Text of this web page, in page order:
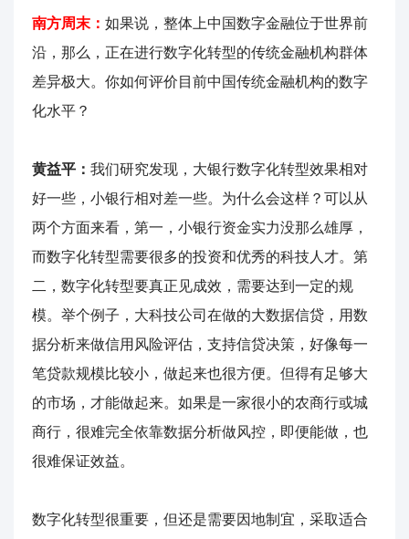
南方周末： 如果说，整体上中国数字金融位于世界前
沿，那么，正在进行数字化转型的传统金融机构群体
差异极大。你如何评价目前中国传统金融机构的数字
化水平？
黄益平： 我们研究发现，大银行数字化转型效果相对
好一些，小银行相对差一些。为什么会这样？可以从
两个方面来看，第一，小银行资金实力没那么雄厚，
而数字化转型需要很多的投资和优秀的科技人才。第
二，数字化转型要真正见成效，需要达到一定的规
模。举个例子，大科技公司在做的大数据信贷，用数
据分析来做信用风险评估，支持信贷决策，好像每一
笔贷款规模比较小，做起来也很方便。但得有足够大
的市场，才能做起来。如果是一家很小的农商行或城
商行，很难完全依靠数据分析做风控，即便能做，也
很难保证效益。
数字化转型很重要，但还是需要因地制宜，采取适合